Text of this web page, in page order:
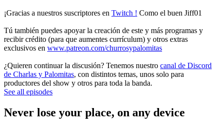
¡Gracias a nuestros suscriptores en Twitch ! Como el buen Jiff01
Tú también puedes apoyar la creación de este y más programas y
recibir crédito (para que aumentes currículum) y otros extras
exclusivos en www.patreon.com/churrosypalomitas
¿Quieren continuar la discusión? Tenemos nuestro canal de Discord
de Charlas y Palomitas, con distintos temas, unos solo para
productores del show y otros para toda la banda.
See all episodes
Never lose your place, on any device